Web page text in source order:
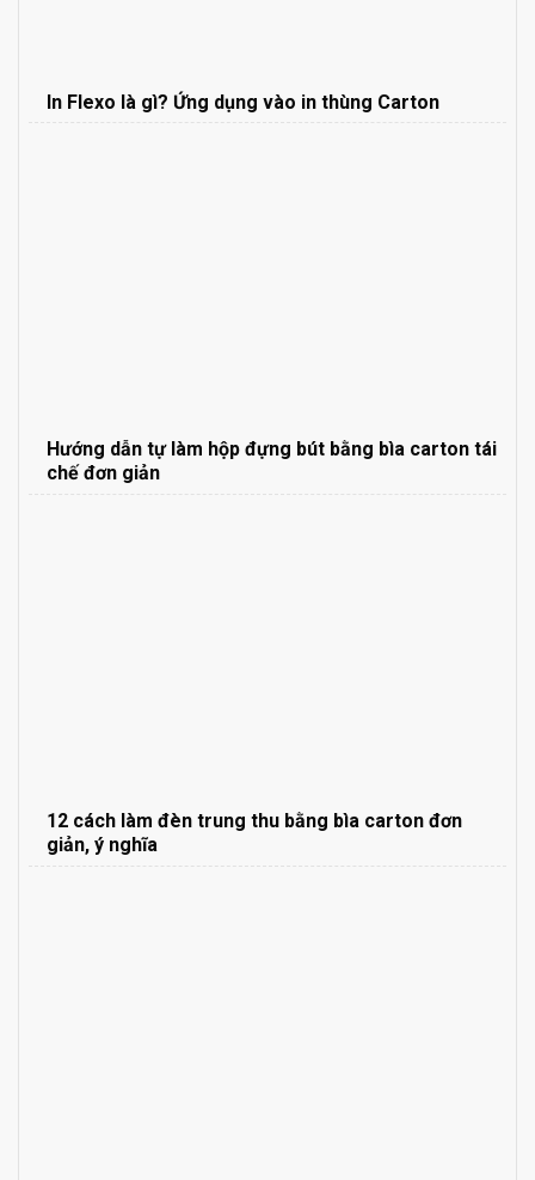
In Flexo là gì? Ứng dụng vào in thùng Carton
Hướng dẫn tự làm hộp đựng bút bằng bìa carton tái
chế đơn giản
12 cách làm đèn trung thu bằng bìa carton đơn
giản, ý nghĩa